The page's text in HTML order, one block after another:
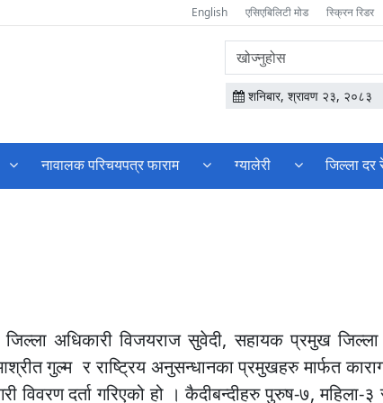
English एसिएबिलिटी मोड स्क्रिन रिडर
वेबसाइटमा
सामग्री
खोज्नुहोस
शनिबार, श्रावण २३, २०८३
नावालक परिचयपत्र फाराम ग्यालेरी जिल्ला दर
अधिकारी विजयराज सुवेदी, सहायक प्रमुख
गुल्म र राष्ट्रिय अनुसन्धानका प्रमुखहरु मार्फत
विवरण दर्ता गरिएको हो । कैदीबन्दीहरु पुरुष-७, महिला-३